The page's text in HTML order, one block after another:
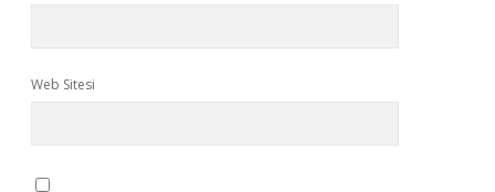
Web Sitesi